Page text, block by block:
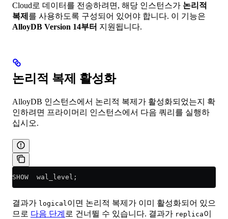
Cloud로 데이터를 전송하려면, 해당 인스턴스가 논리적
복제 를 사용하도록 구성되어 있어야 합니다. 이 기능은
AlloyDB Version 14부터 지원됩니다.
논리적 복제 활성화
AlloyDB 인스턴스에서 논리적 복제가 활성화되었는지 확
인하려면 프라이머리 인스턴스에서 다음 쿼리를 실행하
십시오.
SHOW  wal_level;
결과가 logical 이면 논리적 복제가 이미 활성화되어 있으
므로 다음 단계 로 건너뛸 수 있습니다. 결과가 replica이